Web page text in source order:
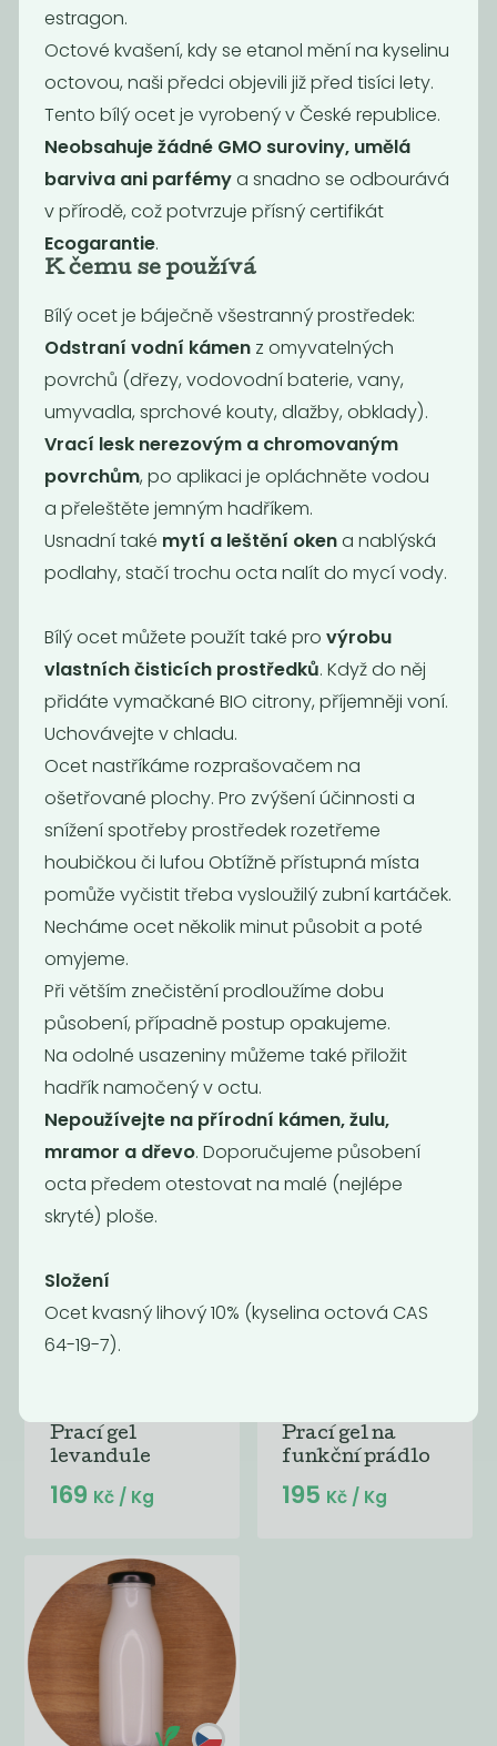
129Kč/ Kg
Dezinfekce na
plochy
269Kč / Kg
Prací gel vavřín
169Kč/ Kg
Prací gel
169Kč/ Kg
Prací gel
169Kč/ Kg
Bílý ocet 10%
50Kč/ Kg
Čistič skel s
139Kč/ Kg
Prací gel
levandule
169 Kč / Kg
Prací gel na
funkční prádlo
195 Kč / Kg
estragon.
Octové kvašení, kdy se etanol mění na kyselinu
octovou, naši předci objevili již před tisíci lety.
Tento bílý ocet je vyrobený v České republice.
Neobsahuje žádné GMO suroviny, umělá
barviva ani parfémya snadno se odbourává
v přírodě, což potvrzuje přísný certifikát
Ecogarantie.
K čemu se používá
Bílý ocet je báječně všestranný prostředek:
Odstraní vodní kámenz omyvatelných
povrchů (dřezy, vodovodní baterie, vany,
umyvadla, sprchové kouty, dlažby, obklady).
Vrací lesk nerezovým a chromovaným
povrchům, po aplikaci je opláchněte vodou
a přeleštěte jemným hadříkem.
Usnadní také mytí a leštění okena nablýská
podlahy, stačí trochu octa nalít do mycí vody.
Bílý ocet můžete použít také pro výrobu
vlastních čisticích prostředků. Když do něj
přidáte vymačkané BIO citrony, příjemněji voní.
Uchovávejte v chladu.
Ocet nastříkáme rozprašovačem na
ošetřované plochy. Pro zvýšení účinnosti a
snížení spotřeby prostředek rozetřeme
houbičkou či lufou Obtížně přístupná místa
pomůže vyčistit třeba vysloužilý zubní kartáček.
Necháme ocet několik minut působit a poté
omyjeme.
Při větším znečistění prodloužíme dobu
působení, případně postup opakujeme.
Na odolné usazeniny můžeme také přiložit
hadřík namočený v octu.
Nepoužívejte na přírodní kámen, žulu,
mramor a dřevo. Doporučujeme působení
octa předem otestovat na malé (nejlépe
skryté) ploše.
Složení
Ocet kvasný lihový 10% (kyselina octová CAS
64-19-7).